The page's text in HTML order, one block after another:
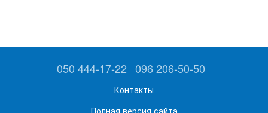
050 444-17-22 096 206-50-50
Контакты
Полная версия сайта